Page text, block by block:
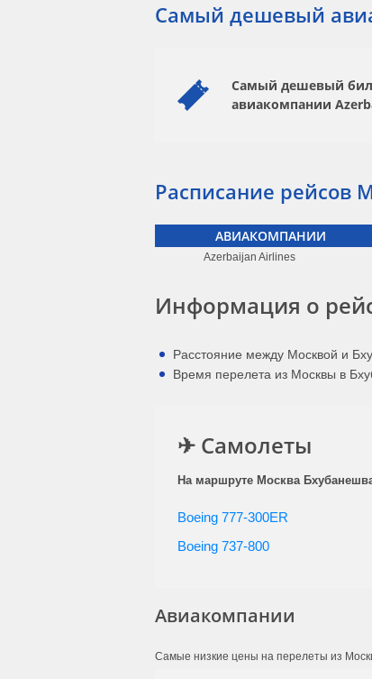
Самый дешевый
Самый дешевый
авиакомпании
Расписание рейсов
АВИАКОМПАНИИ
Azerbaijan Airlines
Информация о
Расстояние между Москвой и
Время перелета из Москвы в
✈ Самолеты
На маршруте Москва
Boeing 777-300ER
Boeing 737-800
Авиакомпании
Самые низкие цены на перелеты из